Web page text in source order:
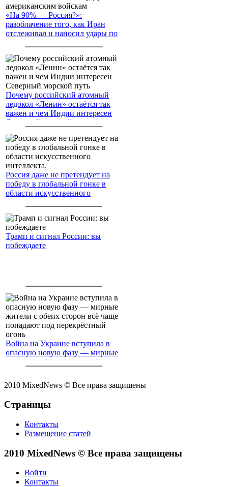
«На 90% — Россия?»:
разоблачение того, как Иран
отслеживал и наносил удары по
американским войскам
Почему российский атомный
ледокол «Ленин» остаётся так
важен и чем Индии интересен
Северный морской путь
Россия даже не претендует на
победу в глобальной гонке в
области искусственного
Трамп и сигнал России: вы
побеждаете
Война на Украине вступила в
опасную новую фазу — мирные
жители с обеих сторон всё чаще
2010 MixedNews © Все права защищены
Страницы
Контакты
Размещение статей
2010 MixedNews © Все права защищены
Войти
Контакты